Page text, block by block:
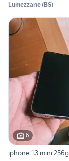
Lumezzane(BS)
6
iphone 13 mini